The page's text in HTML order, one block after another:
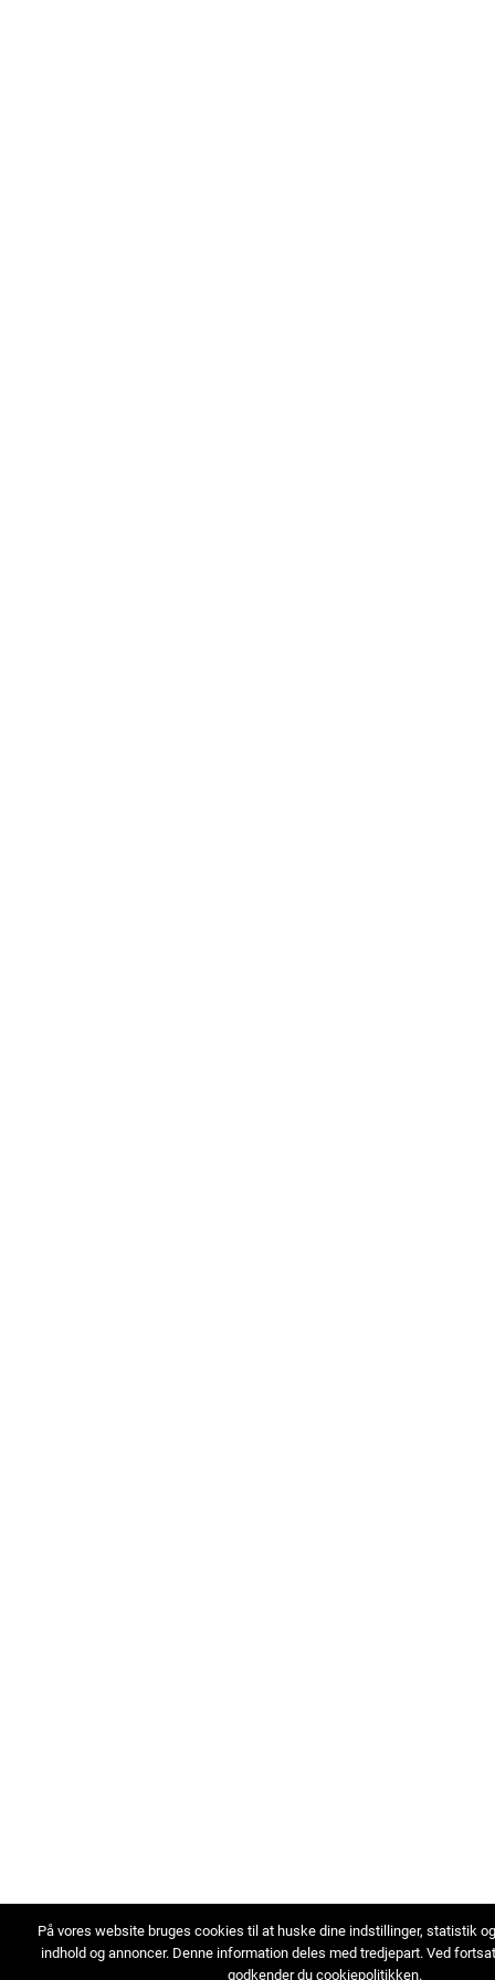
På vores website bruges cookies til at huske dine indstillinger, statistik
indhold og annoncer. Denne information deles med tredjepart. Ved
godkender du cookiepolitikken.